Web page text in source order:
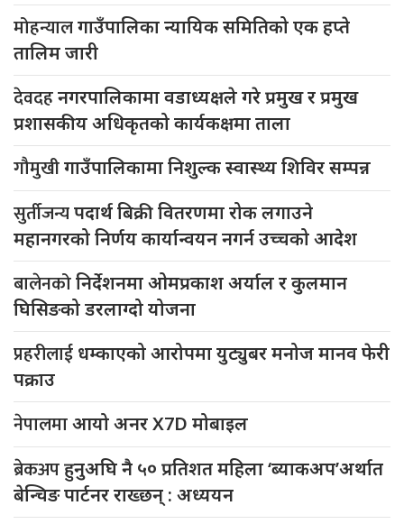
मोहन्यालगाउँपालिका न्यायिक समितिको एक हप्ते
तालिम जारी
देवदहनगरपालिकामा वडाध्यक्षले गरे प्रमुख र प्रमुख
प्रशासकीय अधिकृतको कार्यकक्षमा ताला
गौमुखीगाउँपालिकामा निशुल्क स्वास्थ्य शिविर सम्पन्न
सुर्तीजन्यपदार्थ बिक्री वितरणमा रोक लगाउने
महानगरको निर्णय कार्यान्वयन नगर्न उच्चको आदेश
बालेनकोनिर्देशनमा ओमप्रकाश अर्याल र कुलमान
घिसिङको डरलाग्दो योजना
प्रहरीलाई धम्काएको आरोपमा युट्युबर मनोज मानव फेरी
पक्राउ
नेपालमाआयो अनर X7D मोबाइल
ब्रेकअपहुनुअघि नै ५० प्रतिशत महिला ‘ब्याकअप’अर्थात
बेन्चिङ पार्टनर राख्छन् : अध्ययन